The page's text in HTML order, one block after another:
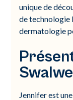
unique de
de technologie
dermatologie
Jennifer est